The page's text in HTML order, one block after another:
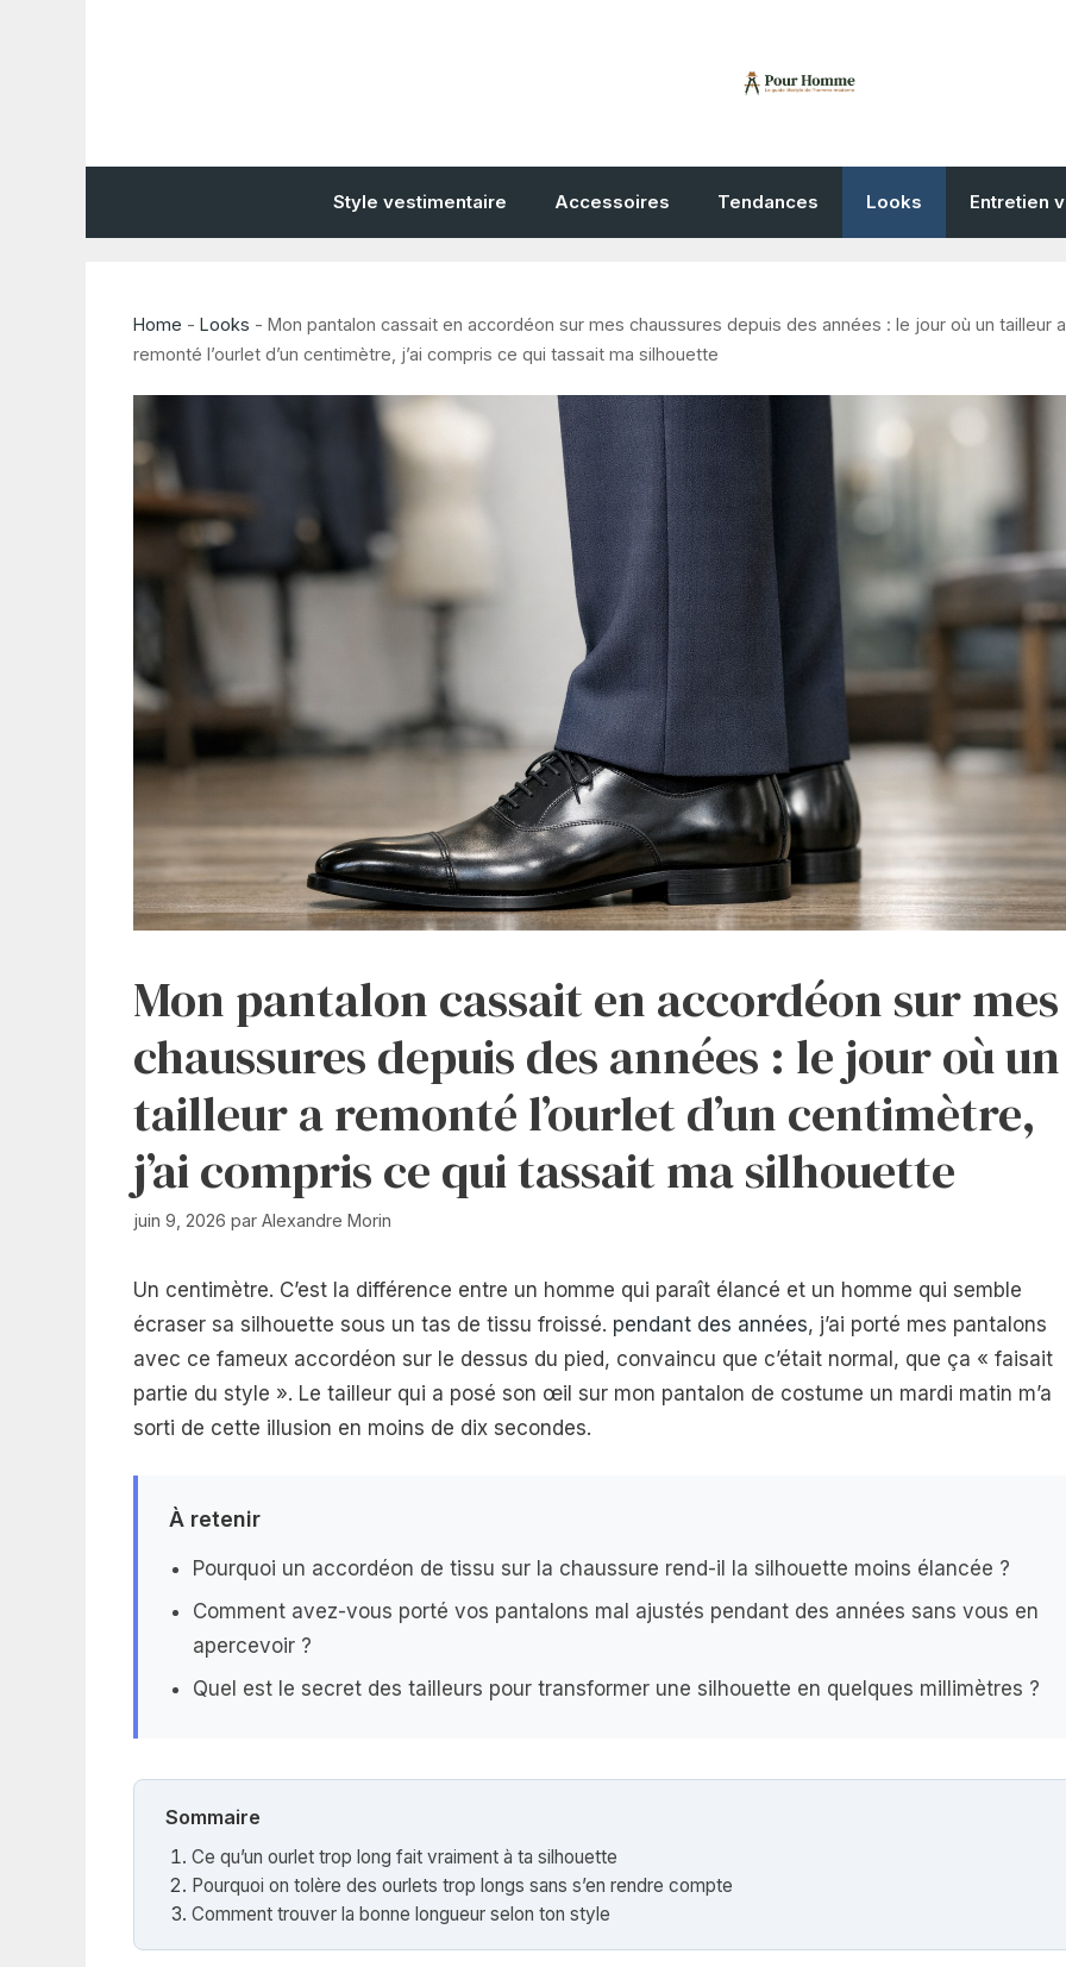
Style vestimentaire Accessoires Tendances Looks Entretien
Home - Looks - Mon pantalon cassait en accordéon sur mes chaussures depuis des années : le jour où un tailleur a
remonté l’ourlet d’un centimètre, j’ai compris ce qui tassait ma silhouette
Mon pantalon cassait en accordéon sur mes
chaussures depuis des années : le jour où un
tailleur a remonté l’ourlet d’un centimètre,
j’ai compris ce qui tassait ma silhouette
juin 9, 2026 par Alexandre Morin
Un centimètre. C’est la différence entre un homme qui paraît élancé et un homme qui semble
écraser sa silhouette sous un tas de tissu froissé. pendant des années, j’ai porté mes pantalons
avec ce fameux accordéon sur le dessus du pied, convaincu que c’était normal, que ça « faisait
partie du style ». Le tailleur qui a posé son œil sur mon pantalon de costume un mardi matin m’a
sorti de cette illusion en moins de dix secondes.
À retenir
Pourquoi un accordéon de tissu sur la chaussure rend-il la silhouette moins élancée ?
Comment avez-vous porté vos pantalons mal ajustés pendant des années sans vous en
apercevoir ?
Quel est le secret des tailleurs pour transformer une silhouette en quelques millimètres ?
Sommaire
Ce qu’un ourlet trop long fait vraiment à ta silhouette
Pourquoi on tolère des ourlets trop longs sans s’en rendre compte
Comment trouver la bonne longueur selon ton style